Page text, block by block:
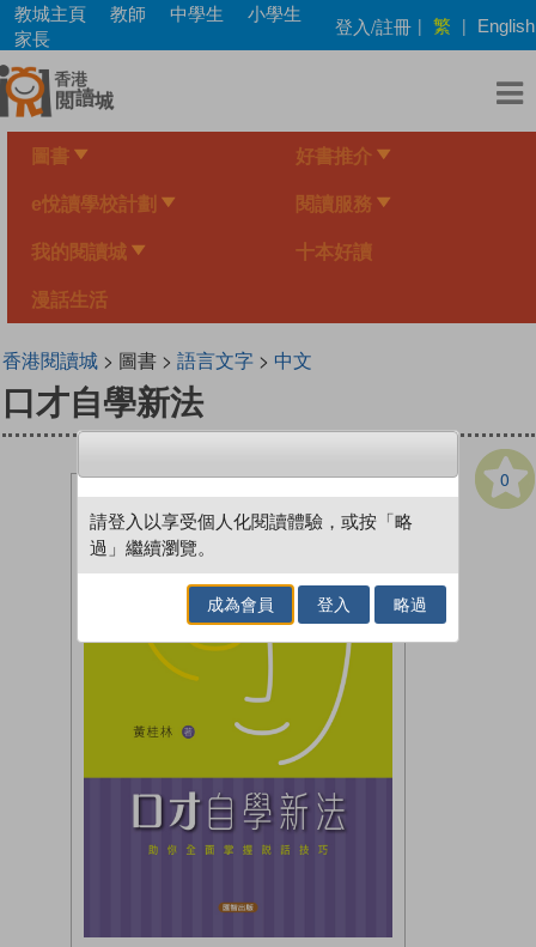
Skip
main
content
教城主頁 教師 中學生
小學生
家長
登入/註冊 | 繁 | English
圖書 好書推介
e悅讀學校計劃 閱讀服務
我的閱讀城 十本好讀
漫話生活
香港閱讀城> 圖書 > 語言文字> 中文
口才自學新法
0
請登入以享受個人化閱讀體驗，或按「略
過」繼續瀏覽。
成為會員 登入 略過